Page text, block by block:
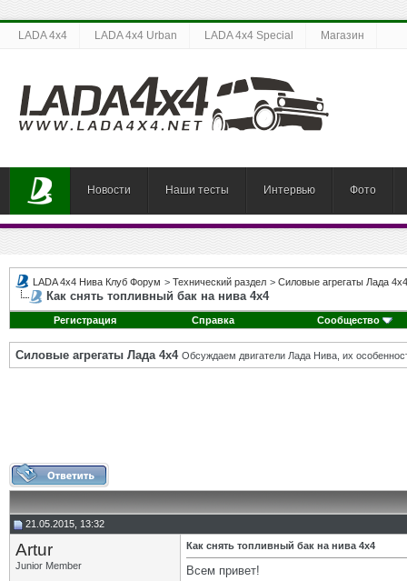
LADA 4x4 LADA 4x4 Urban LADA 4x4 Special Магазин
Новости Наши тесты Интервью Фото
LADA 4x4 Нива Клуб Форум > Технический раздел > Силовые агрегаты Лада 4х4
Как снять топливный бак на нива 4х4
Регистрация Справка Сообщество
Силовые агрегаты Лада 4х4 Обсуждаем двигатели Лада Нива, их
21.05.2015, 13:32
Artur
Junior Member
Как снять топливный бак на нива 4х4
Всем привет!